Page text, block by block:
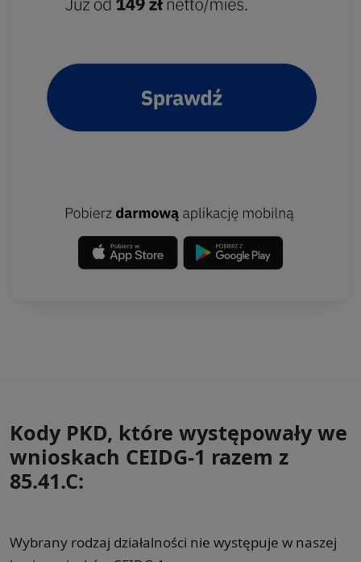
Kody PKD, które występowały we
wnioskach CEIDG-1 razem z
85.41.C:
Wybrany rodzaj działalności nie występuje w naszej